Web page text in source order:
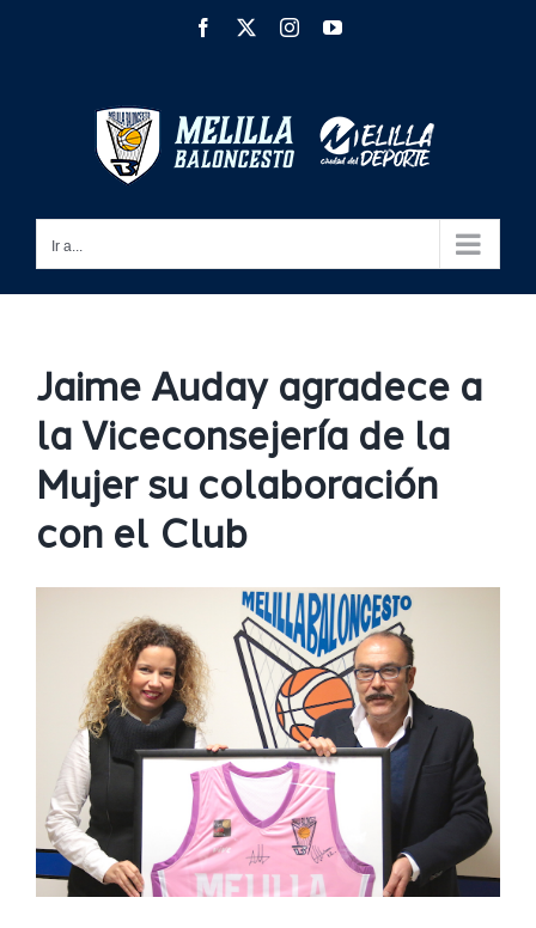
Facebook InstagramYouTube
Ir a...
Jaime Auday agradece a
la Viceconsejería de la
Mujer su colaboración
con el Club
grande